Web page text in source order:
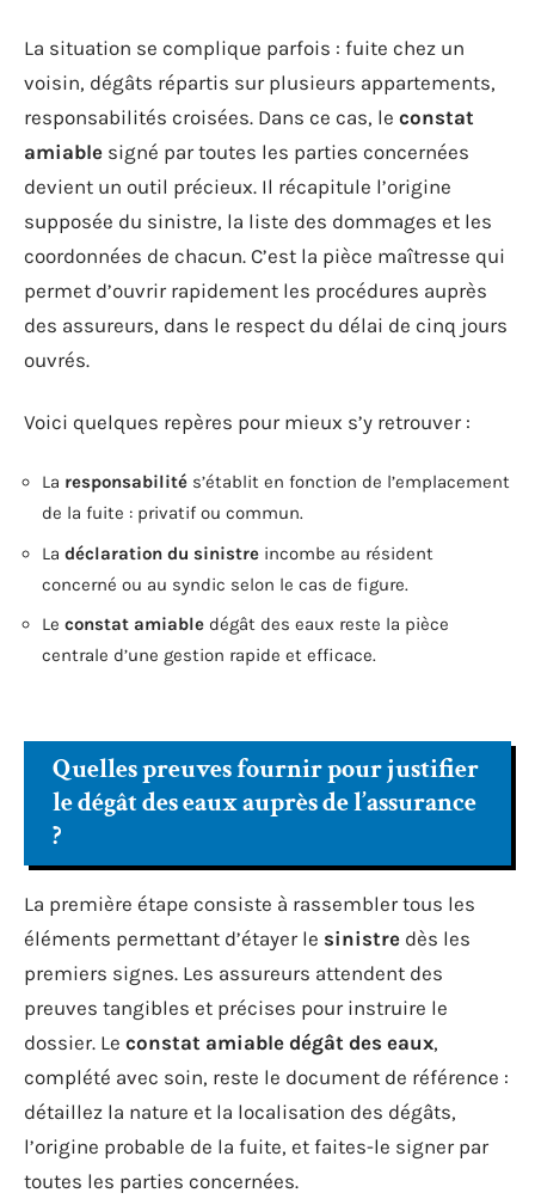
La situation se complique parfois : fuite chez un
voisin, dégâts répartis sur plusieurs appartements,
responsabilités croisées. Dans ce cas, le constat
amiable signé par toutes les parties concernées
devient un outil précieux. Il récapitule l’origine
supposée du sinistre, la liste des dommages et les
coordonnées de chacun. C’est la pièce maîtresse qui
permet d’ouvrir rapidement les procédures auprès
des assureurs, dans le respect du délai de cinq jours
ouvrés.
Voici quelques repères pour mieux s’y retrouver :
La responsabilité s’établit en fonction de l’emplacement
de la fuite : privatif ou commun.
La déclaration du sinistre incombe au résident
concerné ou au syndic selon le cas de figure.
Le constat amiable dégât des eaux reste la pièce
centrale d’une gestion rapide et efficace.
Quelles preuves fournir pour justifier
le dégât des eaux auprès de l’assurance
?
La première étape consiste à rassembler tous les
éléments permettant d’étayer le sinistre dès les
premiers signes. Les assureurs attendent des
preuves tangibles et précises pour instruire le
dossier. Le constat amiable dégât des eaux,
complété avec soin, reste le document de référence :
détaillez la nature et la localisation des dégâts,
l’origine probable de la fuite, et faites-le signer par
toutes les parties concernées.